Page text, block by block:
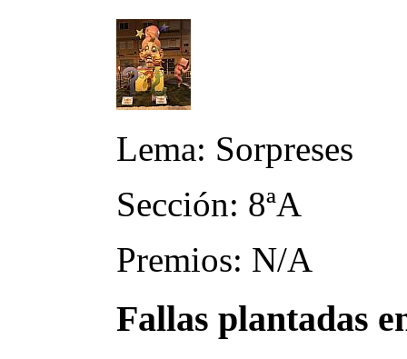
Lema: Sorpreses
Sección: 8ªA
Premios: N/A
Fallas plantadas